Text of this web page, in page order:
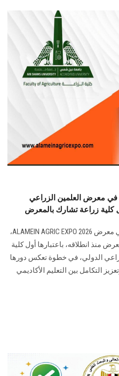
تواصل معنا
الدراسات العليا
الموظفون
الزائـرون
الان
في معرض العلمين الزراعي
تواصل كلية الزراعة مشاركتها في معرض ALAMEIN AGRIC EXPO 2026،
منذ انطلاقه، باعتبارها أول كلية
الدولي، في خطوة تعكس دورها
التكامل بين التعليم الأكاديمي